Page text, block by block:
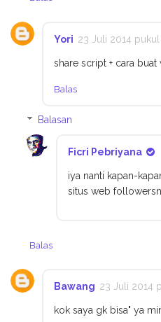
Yori 23 Juli 2014
share script + cara
Balas
Balasan
Ficri Pebriyana
iya nanti kapan-
situs web
Balas
Bawang 23 Juli 2014
kok saya gk bisa" ya